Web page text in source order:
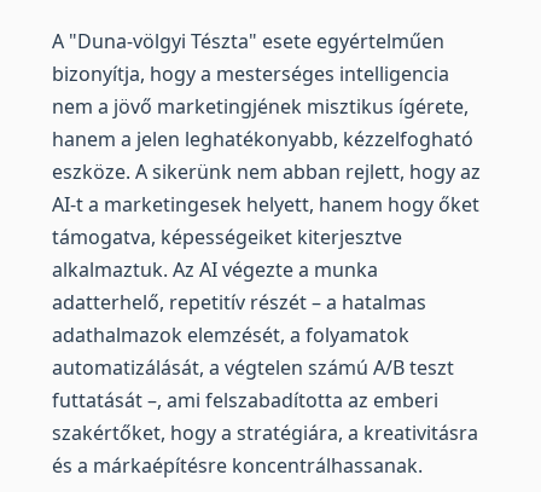
A "Duna-völgyi Tészta" esete egyértelműen
bizonyítja, hogy a mesterséges intelligencia
nem a jövő marketingjének misztikus ígérete,
hanem a jelen leghatékonyabb, kézzelfogható
eszköze. A sikerünk nem abban rejlett, hogy az
AI-t a marketingesek helyett, hanem hogy őket
támogatva, képességeiket kiterjesztve
alkalmaztuk. Az AI végezte a munka
adatterhelő, repetitív részét – a hatalmas
adathalmazok elemzését, a folyamatok
automatizálását, a végtelen számú A/B teszt
futtatását –, ami felszabadította az emberi
szakértőket, hogy a stratégiára, a kreativitásra
és a márkaépítésre koncentrálhassanak.